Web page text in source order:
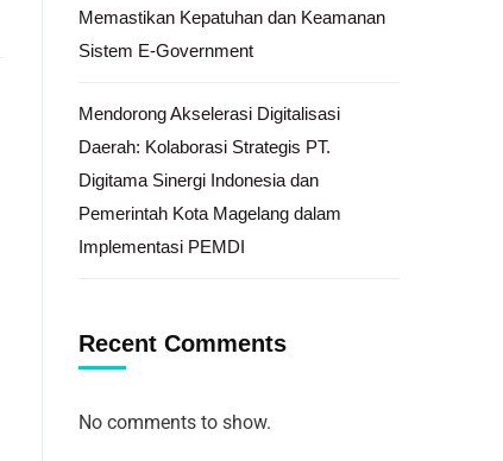
Memastikan Kepatuhan dan Keamanan
Sistem E-Government
Mendorong Akselerasi Digitalisasi
Daerah: Kolaborasi Strategis PT.
Digitama Sinergi Indonesia dan
Pemerintah Kota Magelang dalam
Implementasi PEMDI
Recent Comments
No comments to show.